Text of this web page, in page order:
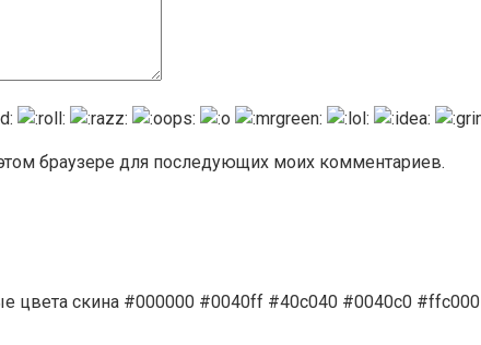
браузере для последующих моих комментариев.
цвета скина #000000 #0040ff #40c040 #0040c0 #ffc000